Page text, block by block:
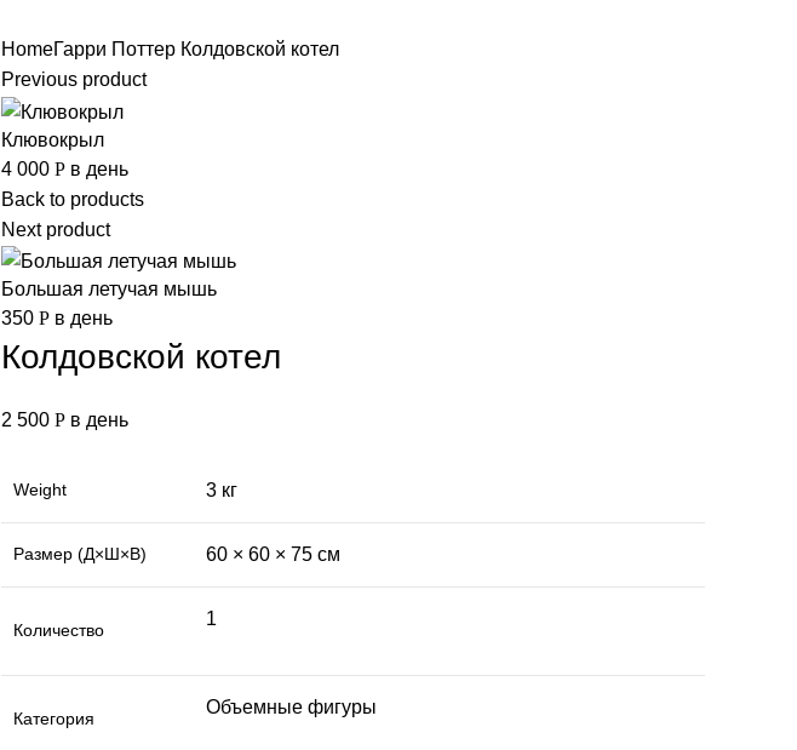
HomeГарри Поттер Колдовской котел
Previous product
Клювокрыл
4 000 Р в день
Back to products
Next product
Большая летучая мышь
350 Р в день
Колдовской котел
2 500 Р в день
Weight 3 кг
Размер (Д×Ш×В) 60 × 60 × 75 см
Количество
1
Категория
Объемные фигуры